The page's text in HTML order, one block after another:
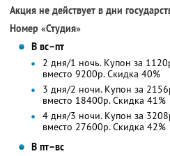
Акция не действует в дни
Номер «Студия»
В вс–пт
2 дня/1 ночь. Купон за
вместо 9200р.Скидка 40%
3 дня/2 ночи. Купон за
вместо 18400р. Скидка 41%
4 дня/3 ночи. Купон за
вместо 27600р. Скидка 42%
В пт–вс